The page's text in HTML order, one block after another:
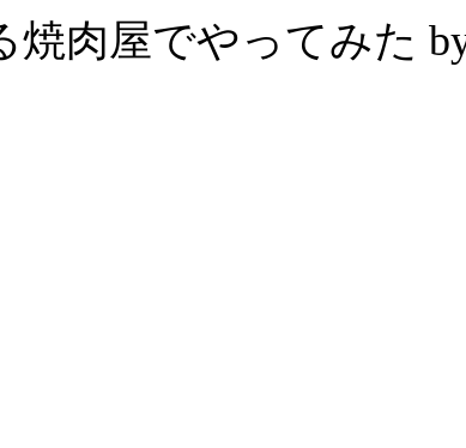
焼肉屋でやってみた